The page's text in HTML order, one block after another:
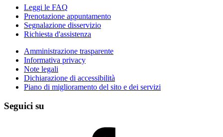
Leggi le FAQ
Prenotazione appuntamento
Segnalazione disservizio
Richiesta d'assistenza
Amministrazione trasparente
Informativa privacy
Note legali
Dichiarazione di accessibilità
Piano di miglioramento del sito e dei servizi
Seguici su